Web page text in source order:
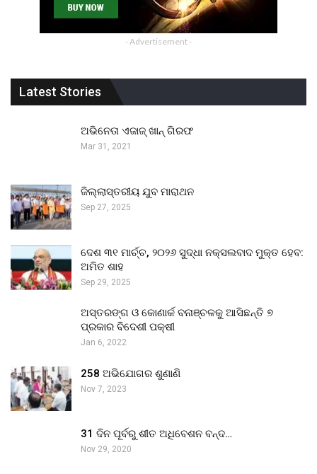
- Advertisement -
Latest Stories
ଅଭିନେତା ଏଜାଜ୍ ଖାନ୍ ଗିରଫ
Mar 31, 2021
ଜିଲ୍ଲାସ୍ତରୀୟ ଯୁବ ମାରାଥନ
Sep 27, 2025
ଦେଶ ୩୧ ମାର୍ଚ୍ଚ, ୨୦୨୬ ସୁଦ୍ଧା ନକ୍ସଲବାଦ ମୁକ୍ତ ହେବ:
ଅମିତ ଶାହ
Sep 29, 2025
ଅସ୍ତରଙ୍ଗ ଓ କୋଣାର୍କ ବନାଞ୍ଚଳକୁ ଆସିଛନ୍ତି ୭
ପ୍ରକାର ବିଦେଶୀ ପକ୍ଷୀ
Jan 6, 2022
258 ଅଭିଯୋଗର ଶୁଣାଣି
Nov 7, 2023
31 ଦିନ ପୂର୍ବରୁ ଶୀତ ଅଧିବେଶନ ବନ୍ଦ…
Nov 29, 2020